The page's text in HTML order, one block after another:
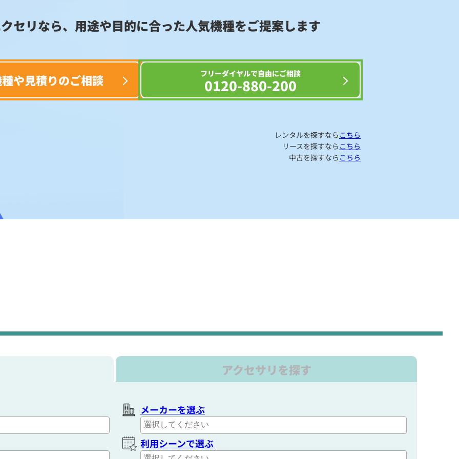
セリなら、用途や目的に合った人気機種をご提案します
や見積りのご相談 フリーダイヤルで自由にご相談
0120-880-200
レンタルを探すなら こちら
リースを探すなら こちら
中古を探すなら こちら
アクセサリを探す
メーカーを選ぶ
利用シーンで選ぶ